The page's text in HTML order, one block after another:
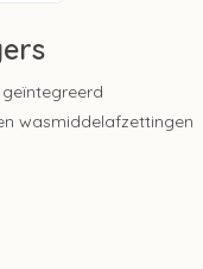
wasmiddelafzettingen